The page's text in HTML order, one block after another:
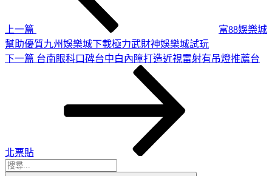
上一篇
富88娛樂城
幫助優質九州娛樂城下載極力武財神娛樂城試玩
下
下一篇 台南眼科口碑台中白內障打造近視雷射有吊燈推薦台
北票貼
搜